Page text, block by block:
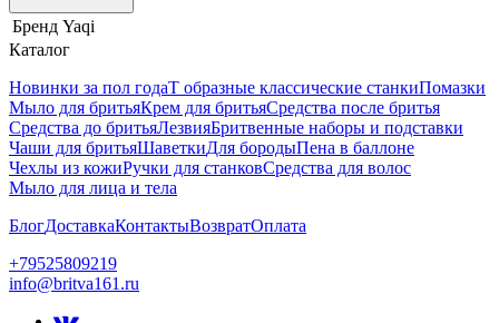
Бренд Yaqi
Каталог
Новинки за пол годаТ образные классические станкиПомазки
Мыло для бритьяКрем для бритьяСредства после бритья
Средства до бритьяЛезвияБритвенные наборы и подставки
Чаши для бритьяШаветкиДля бородыПена в баллоне
Чехлы из кожиРучки для станковСредства для волос
Мыло для лица и тела
БлогДоставкаКонтактыВозвратОплата
+79525809219
info@britva161.ru